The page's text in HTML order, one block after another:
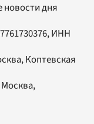
новости дня
ИНН
Коптевская
Москва,